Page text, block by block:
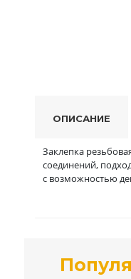
ОПИСАНИЕ
Заклепка
соединений,
с возможностью